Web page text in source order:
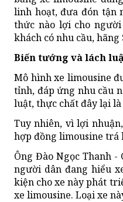
linh hoạt, đưa đón tận
thức nào lợi cho
khách có nhu cầu,
Biến tướng và lách
Mô hình xe limousine
tỉnh, đáp ứng nhu cầu
luật, thực chất đây lại
Tuy nhiên, vì lợi
hợp đồng limousine trá
Ông Đào Ngọc Thanh
người dân đang hiểu
kiện cho xe này phát
xe limousine. Loại xe